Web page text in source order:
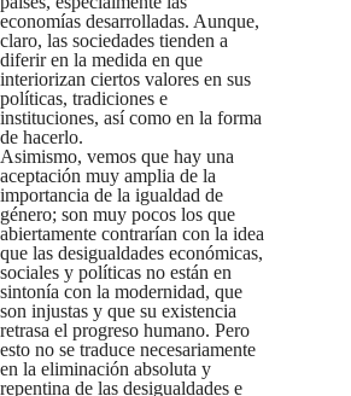
economías desarrolladas. Aunque,
claro, las sociedades tienden a
diferir en la medida en que
interiorizan ciertos valores en sus
políticas, tradiciones e
instituciones, así como en la forma
de hacerlo.
Asimismo, vemos que hay una
aceptación muy amplia de la
importancia de la igualdad de
género; son muy pocos los que
abiertamente contrarían con la idea
que las desigualdades económicas,
sociales y políticas no están en
sintonía con la modernidad, que
son injustas y que su existencia
retrasa el progreso humano. Pero
esto no se traduce necesariamente
en la eliminación absoluta y
repentina de las desigualdades e